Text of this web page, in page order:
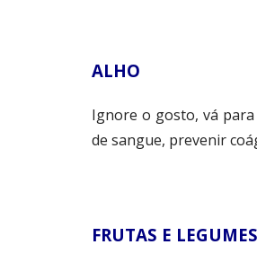
ALHO
Ignore o gosto, vá
de sangue, prevenir
FRUTAS E LEGUMES